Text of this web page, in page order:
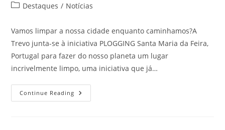
Destaques / Notícias
Vamos limpar a nossa cidade enquanto caminhamos?A
Trevo junta-se à iniciativa PLOGGING Santa Maria da Feira,
Portugal para fazer do nosso planeta um lugar
incrivelmente limpo, uma iniciativa que já…
Continue Reading